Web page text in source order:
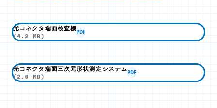
光コネクタ端面検査機
(4.2 MB)
PDF
光コネクタ端面三次元形状測定システム
(2.0 MB)
PDF